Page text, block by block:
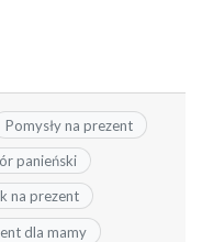
Pomysły na prezent
panieński
na prezent
dla mamy